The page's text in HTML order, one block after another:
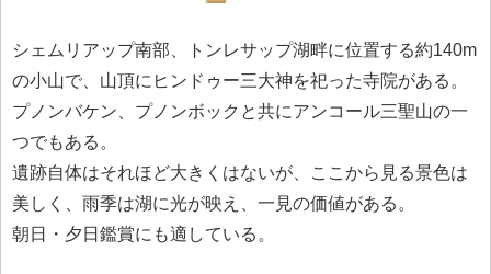
シェムリアップ南部、トンレサップ湖畔に位置する約140m
の小山で、山頂にヒンドゥー三大神を祀った寺院がある。
プノンバケン、プノンボックと共にアンコール三聖山の一
つでもある。
遺跡自体はそれほど大きくはないが、ここから見る景色は
美しく、雨季は湖に光が映え、一見の価値がある。
朝日・夕日鑑賞にも適している。